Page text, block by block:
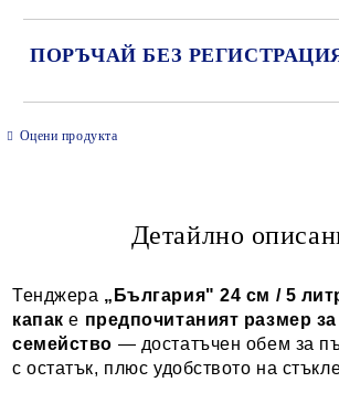
ПОРЪЧАЙ БЕЗ
Ние ще се свържем с вас в рамките на
Оцени продукта
Детайлно
Тенджера „България" 24 см / 5
капак е предпочитаният размер
семейство — достатъчен обем за
с остатък, плюс удобството на